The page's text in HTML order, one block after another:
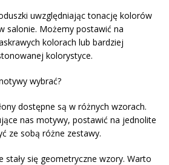
uwzględniając tonację kolorów
salonie. Możemy postawić na
kolorach lub bardziej
kolorystyce.
wybrać?
dostępne są w różnych wzorach.
nas motywy, postawić na jednolite
ze sobą różne zestawy.
się geometryczne wzory. Warto